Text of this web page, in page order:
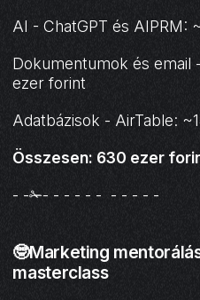
AI - ChatGPT és AIPRM:
Dokumentumok és email
ezer forint
Adatbázisok - AirTable:
Összesen: 630 ezer
- -✁- - - - - - - - - - -
🤓Marketing
masterclass